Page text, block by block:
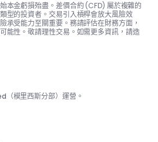
本金虧損殆盡。差價合約 (CFD) 屬於複雜的
型的投資者。交易引入槓桿會放大風險效
承受能力至關重要。務請評估在財務方面，
能性。敬請理性交易。如需更多資訊，請造
模里西斯分部）運營。